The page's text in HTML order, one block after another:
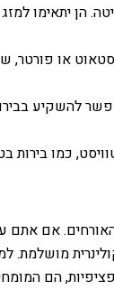
הן יתאימו
או פורטר,
להשקיע
כמו בירות
אם אתם
הם